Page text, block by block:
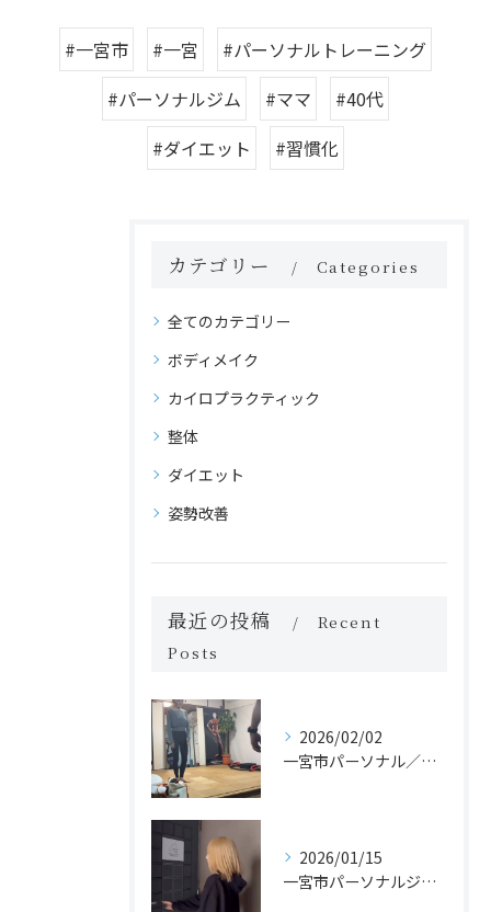
#一宮市 #一宮
#パーソナルトレーニング
#パーソナルジム
#ママ
#40代
#ダイエット
#習慣化
カテゴリー Categories
全てのカテゴリー
ボディメイク
カイロプラクティック
整体
ダイエット
姿勢改善
最近の投稿
Recent
Posts
2026/02/02
一宮市パーソナル／カイロのジムでヨガレッスンがスタート！？
2026/01/15
一宮市パーソナルジム体験